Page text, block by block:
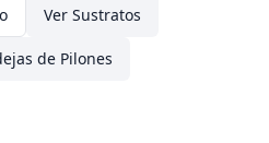
Ver Sustratos
de Pilones